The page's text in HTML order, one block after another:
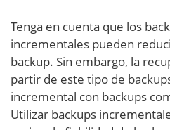
Tenga en cuenta que los
incrementales pueden
backup. Sin embargo, la
partir de este tipo de
incremental con backups
Utilizar backups